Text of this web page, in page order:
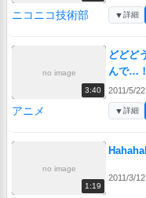
ニコニコ技術部 ▼詳細
no image
3:40
どどど
んで…！
2011/5/22
アニメ ▼詳細
no image
1:19
2011/3/12